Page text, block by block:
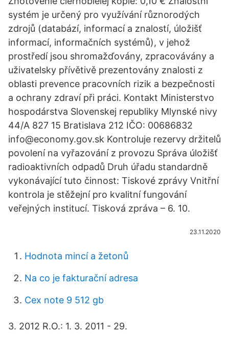
systém je určený pro využívání různorodých
zdrojů (databází, informací a znalostí, úložišť
informací, informačních systémů), v jehož
prostředí jsou shromažďovány, zpracovávány a
uživatelsky přívětivě prezentovány znalosti z
oblasti prevence pracovních rizik a bezpečnosti
a ochrany zdraví při práci. Kontakt Ministerstvo
hospodárstva Slovenskej republiky Mlynské nivy
44/A 827 15 Bratislava 212 IČO: 00686832
info@economy.gov.sk Kontroluje rezervy držitelů
povolení na vyřazování z provozu Správa úložišť
radioaktivních odpadů Druh úřadu standardně
vykonávající tuto činnost: Tiskové zprávy Vnitřní
kontrola je stěžejní pro kvalitní fungování
veřejných institucí. Tisková zpráva – 6. 10.
23.11.2020
Hodnota mincí a žetonů
Na co je fakturační adresa
Cex note 9 512 gb
3. 2012 R.O.: 1. 3. 2011 - 29.